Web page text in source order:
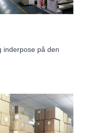
inderpose på den